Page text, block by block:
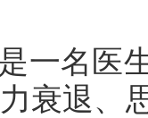
一名医
衰退、